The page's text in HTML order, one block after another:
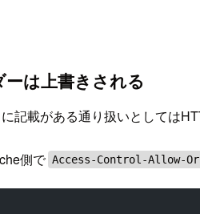
は上書きされる
記載がある通り扱いとしては
側で Access-Control-Allow-